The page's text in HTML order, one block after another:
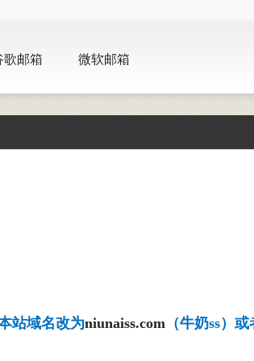
歌邮箱 微软邮箱
站域名改为niunaiss.com （牛奶ss）或